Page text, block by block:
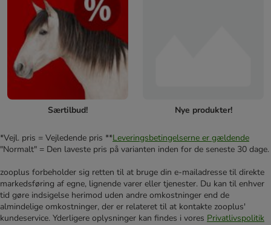
Særtilbud! Nye produkter!
*Vejl. pris = Vejledende pris **Leveringsbetingelserne er gældende
"Normalt" = Den laveste pris på varianten inden for de seneste 30 dage.
zooplus forbeholder sig retten til at bruge din e-mailadresse til direkte
markedsføring af egne, lignende varer eller tjenester. Du kan til enhver
tid gøre indsigelse herimod uden andre omkostninger end de
almindelige omkostninger, der er relateret til at kontakte zooplus'
kundeservice. Yderligere oplysninger kan findes i vores Privatlivspolitik